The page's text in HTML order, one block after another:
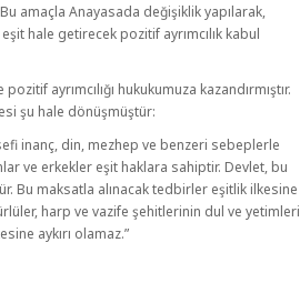
amaçla Anayasada değişiklik yapılarak,
hale getirecek pozitif ayrımcılık kabul
ayrımcılığı hukukumuza kazandırmıştır.
şu hale dönüşmüştür:
inanç, din, mezhep ve benzeri sebeplerle
ve erkekler eşit haklara sahiptir. Devlet, bu
Bu maksatla alınacak tedbirler eşitlik ilkesine
harp ve vazife şehitlerinin dul ve yetimleri
aykırı olamaz.”